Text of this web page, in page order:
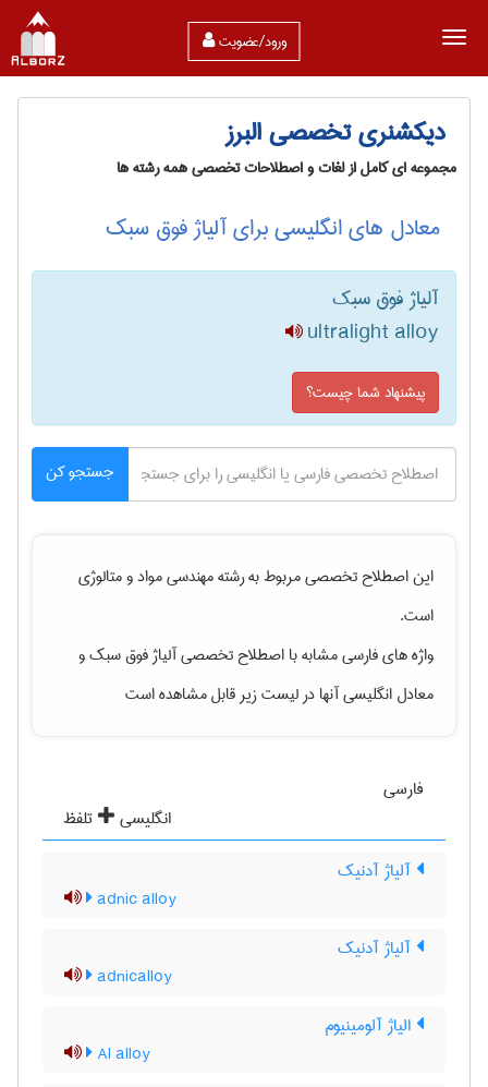
ورود/عضویت
دیکشنری تخصصی البرز
مجموعه ای کامل از لغات و اصطلاحات تخصصی همه رشته ها
معادل های انگلیسی برای آلیاژ فوق سبک
آلیاژ فوق سبک
ultralight alloy
پیشنهاد شما چیست؟
جستجو کن
این اصطلاح تخصصی مربوط به رشتهمهندسی مواد و متالوژی
است.
واژه های فارسی مشابه با اصطلاح تخصصیآلیاژ فوق سبکو
معادل انگلیسی آنها در لیست زیر قابل مشاهده است
فارسی
انگلیسی
تلفظ
آلیاژ آدنیک
adnic alloy
آلیاژ آدنیک
adnicalloy
الیاژ آلومینیوم
Al alloy